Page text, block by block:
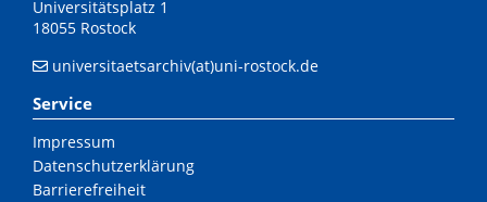
Universitätsplatz 1
18055 Rostock
universitaetsarchiv(at)uni-rostock.de
Service
Impressum
Datenschutzerklärung
Barrierefreiheit